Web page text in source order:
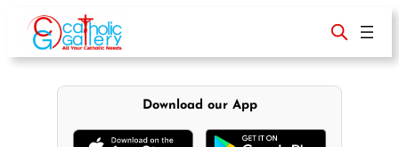
content
Download our App